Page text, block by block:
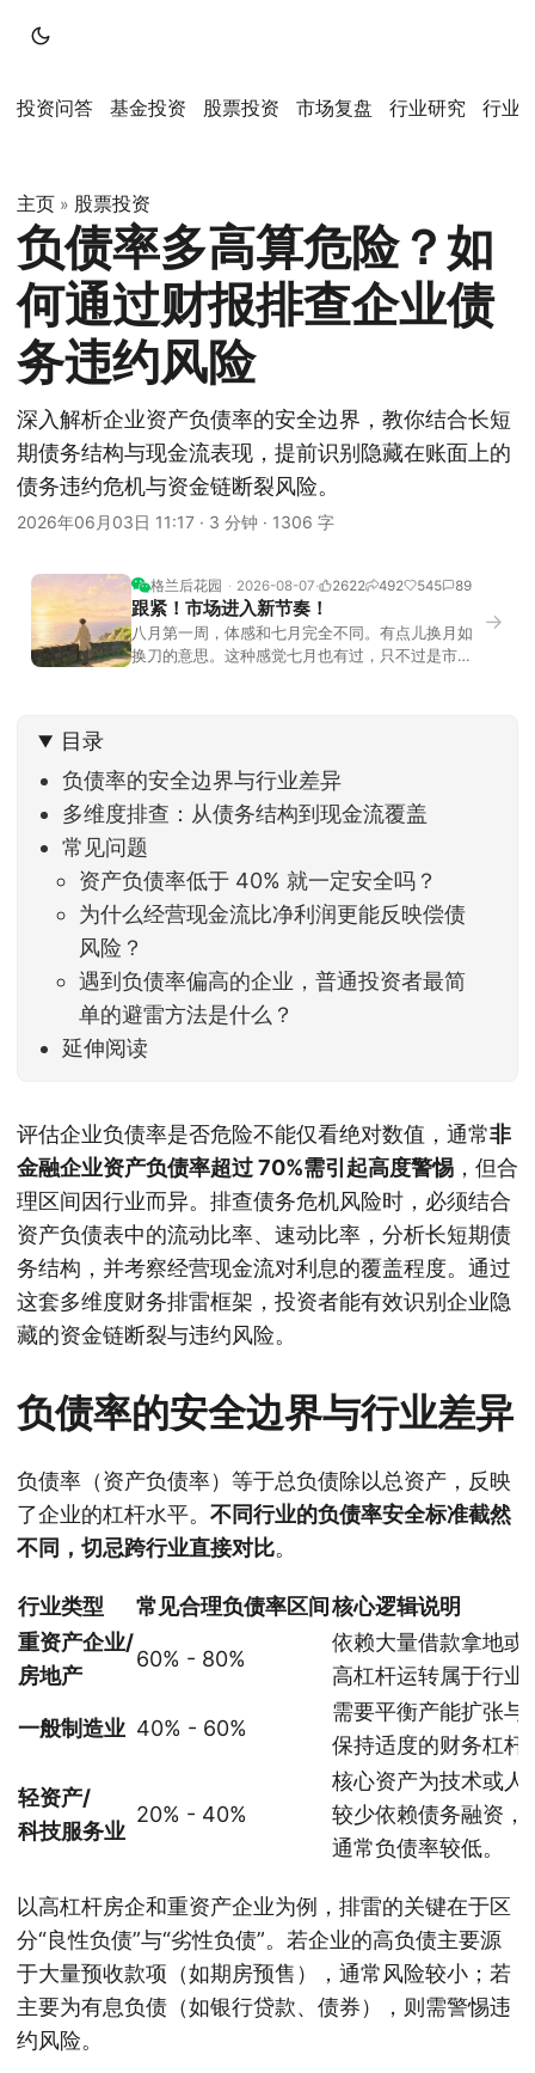
投资问答 基金投资 股票投资 市场复盘 行业研究 行业
主页 » 股票投资
负债率多高算危险？如
何通过财报排查企业债
务违约风险
深入解析企业资产负债率的安全边界，教你结合长短
期债务结构与现金流表现，提前识别隐藏在账面上的
债务违约危机与资金链断裂风险。
2026年06月03日 11:17 · 3 分钟 · 1306 字
格兰后花园 2026-08-07 2622 492 545 89
跟紧！市场进入新节奏！
八月第一周，体感和七月完全不同。有点儿换月如
换刀的意思。这种感觉七月也有过，只不过是市场
家感受到了春天般的暖风。指数涨了百点，交易额
回暖到2
→
目录
负债率的安全边界与行业差异
多维度排查：从债务结构到现金流覆盖
常见问题
资产负债率低于 40% 就一定安全吗？
为什么经营现金流比净利润更能反映偿债
风险？
遇到负债率偏高的企业，普通投资者最简
单的避雷方法是什么？
延伸阅读
评估企业负债率是否危险不能仅看绝对数值，通常非
金融企业资产负债率超过 70%需引起高度警惕 ，但合
理区间因行业而异。排查债务危机风险时，必须结合
资产负债表中的流动比率、速动比率，分析长短期债
务结构，并考察经营现金流对利息的覆盖程度。通过
这套多维度财务排雷框架，投资者能有效识别企业隐
藏的资金链断裂与违约风险。
负债率的安全边界与行业差异
负债率（资产负债率）等于总负债除以总资产，反映
了企业的杠杆水平。 不同行业的负债率安全标准截然
不同，切忌跨行业直接对比。
行业类型 常见合理负债率区间核心逻辑说明
重资产企业/
房地产
60% - 80%
依赖大量借款拿地或
高杠杆运转属于行业
一般制造业 40% - 60%
需要平衡产能扩张与
保持适度的财务杠杆
轻资产/
科技服务业
20% - 40%
核心资产为技术或人
较少依赖债务融资，
通常负债率较低。
以高杠杆房企和重资产企业为例，排雷的关键在于区
分“良性负债”与“劣性负债”。若企业的高负债主要源
于大量预收款项（如期房预售），通常风险较小；若
主要为有息负债（如银行贷款、债券），则需警惕违
约风险。